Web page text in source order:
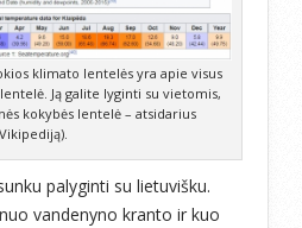
klimato lentelės yra apie visus
Ją galite lyginti su vietomis,
kokybės lentelė – atsidarius
Vikipediją).
palyginti su lietuvišku.
vandenyno kranto ir kuo